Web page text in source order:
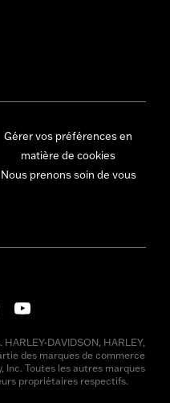
Gérer vos préférences en
matière de cookies
Nous prenons soin de vous
DAVIDSON, HARLEY,
des marques de commerce
Inc. Toutes les autres marques
propriétaires respectifs.